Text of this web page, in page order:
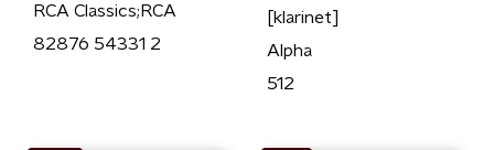
RCA Classics;RCA
82876 54331 2
[klarinet]
Alpha
512